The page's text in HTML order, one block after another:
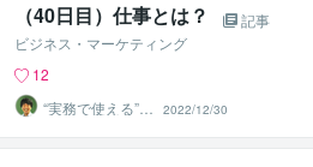
（40日目）仕事とは？
記事
ビジネス・マーケティング
12
“実務で使える”改
善パートナー／
かめきち
2022/12/30